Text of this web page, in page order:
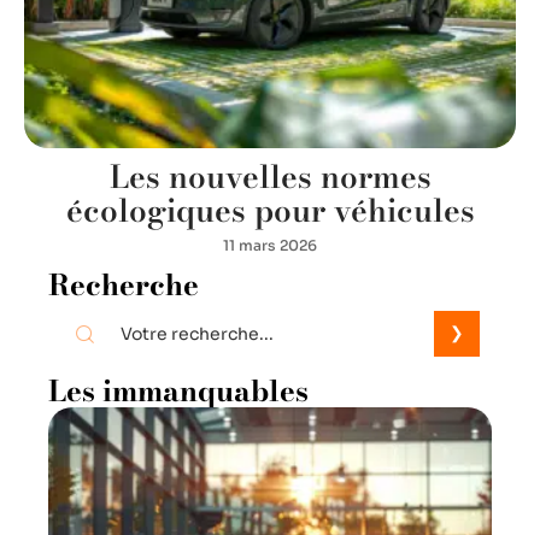
Les nouvelles normes
écologiques pour véhicules
11 mars 2026
Recherche
Les immanquables